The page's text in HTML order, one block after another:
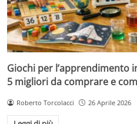
Giochi per l’apprendimento
5 migliori da comprare e
Roberto Torcolacci 26 Aprile 2026